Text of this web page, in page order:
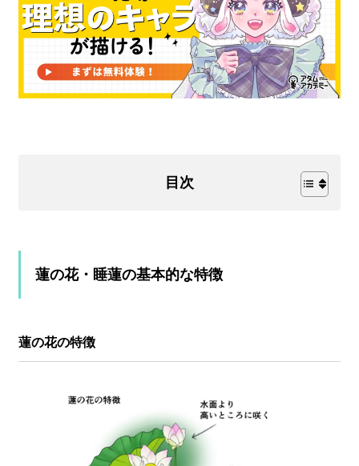
目次
蓮の花・睡蓮の基本的な特徴
蓮の花の特徴